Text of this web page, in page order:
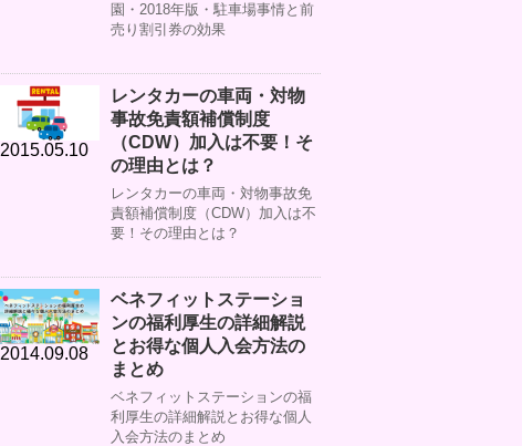
園・2018年版・駐車場事情と前
売り割引券の効果
2015.05.10
レンタカーの車両・対物
事故免責額補償制度
（CDW）加入は不要！そ
の理由とは？
レンタカーの車両・対物事故免
責額補償制度（CDW）加入は不
要！その理由とは？
2014.09.08
ベネフィットステーショ
ンの福利厚生の詳細解説
とお得な個人入会方法の
まとめ
ベネフィットステーションの福
利厚生の詳細解説とお得な個人
入会方法のまとめ